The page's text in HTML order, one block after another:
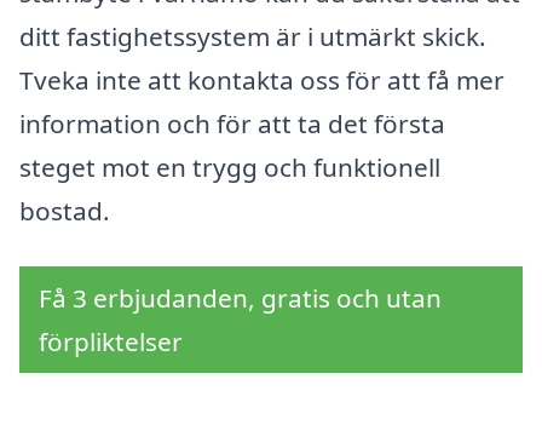
ditt fastighetssystem är i utmärkt skick.
Tveka inte att kontakta oss för att få mer
information och för att ta det första
steget mot en trygg och funktionell
bostad.
Få 3 erbjudanden, gratis och utan
förpliktelser